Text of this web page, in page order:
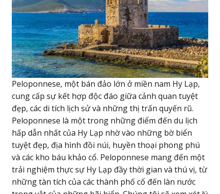
Peloponnese, một bán đảo lớn ở miền nam Hy Lạp,
cung cấp sự kết hợp độc đáo giữa cảnh quan tuyệt
đẹp, các di tích lịch sử và những thị trấn quyến rũ.
Peloponnese là một trong những điểm đến du lịch
hấp dẫn nhất của Hy Lạp nhờ vào những bờ biển
tuyệt đẹp, địa hình đồi núi, huyền thoại phong phú
và các kho báu khảo cổ. Peloponnese mang đến một
trải nghiệm thực sự Hy Lạp đầy thời gian và thú vị, từ
những tàn tích của các thành phố cổ đến làn nước